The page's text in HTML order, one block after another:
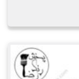
تا